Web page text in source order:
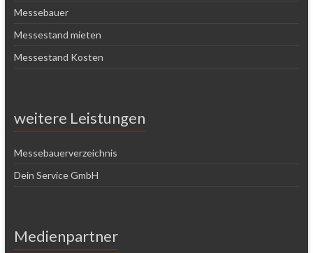
Messebauer
Messestand mieten
Messestand Kosten
weitere Leistungen
Messebauerverzeichnis
Dein Service GmbH
Medienpartner